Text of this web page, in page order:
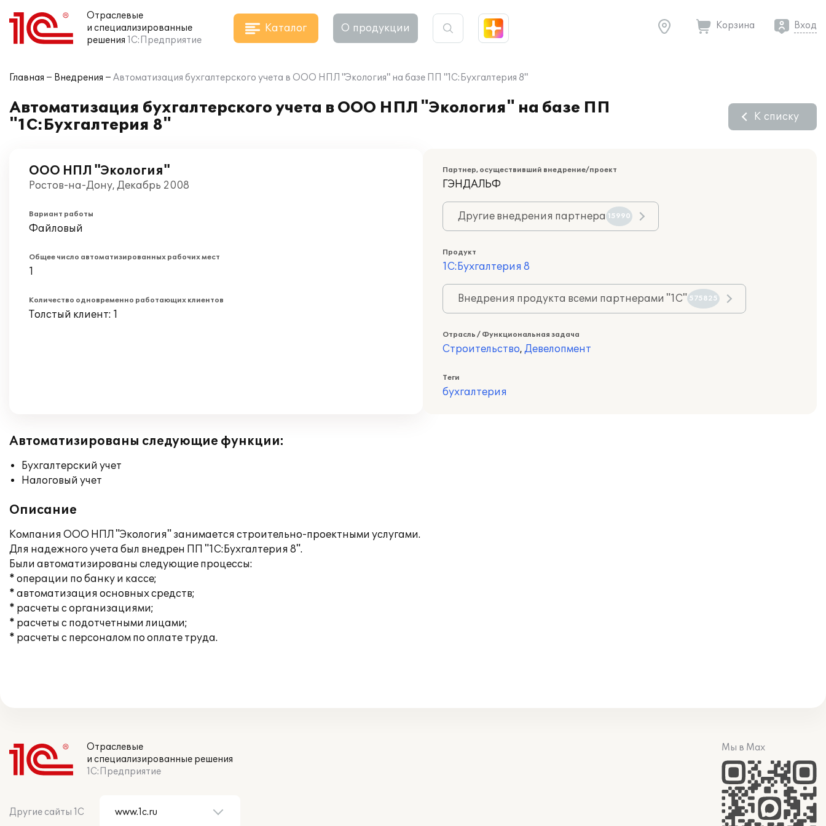
Отраслевые
и специализированные
решения 1С:Предприятие
Каталог О продукции Корзина Вход
Главная Внедрения Автоматизация бухгалтерского учета в ООО НПЛ "Экология" на базе ПП "1С:Бухгалтерия 8"
Автоматизация бухгалтерского учета в ООО НПЛ "Экология" на базе ПП
"1С:Бухгалтерия 8"
К списку
ООО НПЛ "Экология"
Ростов-на-Дону, Декабрь 2008
Вариант работы
Файловый
Общее число автоматизированных рабочих мест
1
Количество одновременно работающих клиентов
Толстый клиент: 1
Партнер, осуществивший внедрение/проект
ГЭНДАЛЬФ
Другие внедрения партнера 15990
Продукт
1С:Бухгалтерия 8
Внедрения продукта всеми партнерами "1С" 575825
Отрасль / Функциональная задача
Строительство, Девелопмент
Теги
бухгалтерия
Автоматизированы следующие функции:
Бухгалтерский учет
Налоговый учет
Описание
Компания ООО НПЛ "Экология" занимается строительно-проектными услугами.
Для надежного учета был внедрен ПП "1С:Бухгалтерия 8".
Были автоматизированы следующие процессы:
* операции по банку и кассе;
* автоматизация основных средств;
* расчеты с организациями;
* расчеты с подотчетными лицами;
* расчеты с персоналом по оплате труда.
Отраслевые
и специализированные решения
1С:Предприятие
Другие сайты 1С
Мы в Max